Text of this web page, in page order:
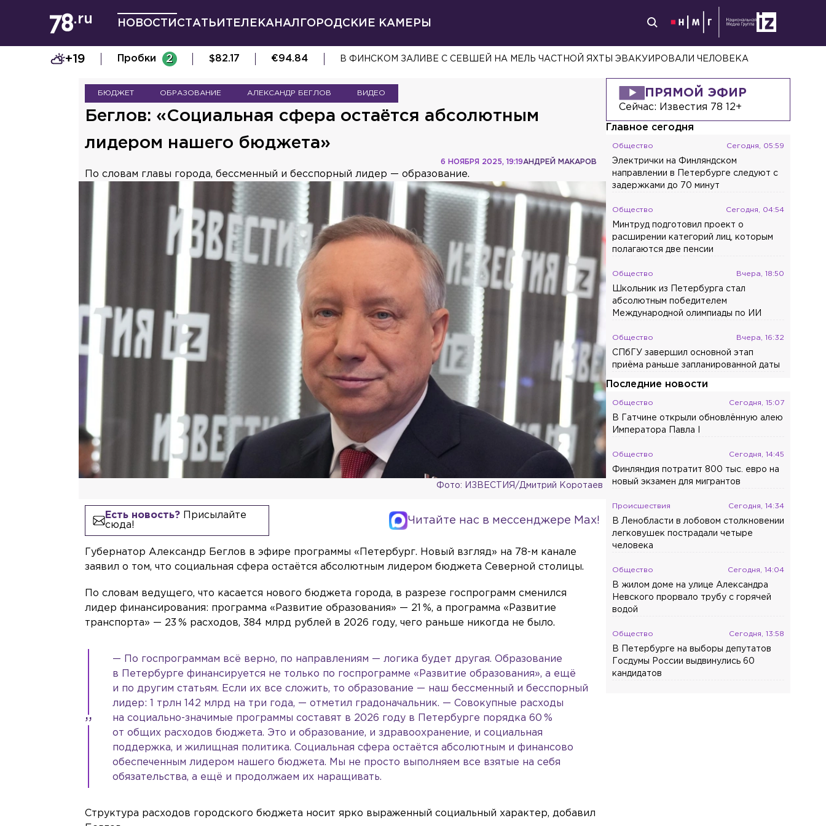
НОВОСТИ СТАТЬИ ТЕЛЕКАНАЛ ГОРОДСКИЕ КАМЕРЫ
+19 Пробки 2 $82.17 €94.84
БЮДЖЕТ ОБРАЗОВАНИЕ АЛЕКСАНДР БЕГЛОВ ВИДЕО
Беглов: «Социальная сфера остаётся абсолютным
лидером нашего бюджета»
АНДРЕЙ МАКАРОВ
6 НОЯБРЯ 2025, 19:19
По словам главы города, бессменный и бесспорный лидер — образование.
Фото: ИЗВЕСТИЯ/Дмитрий Коротаев
Есть новость?Присылайте
сюда!
Читайте нас в мессенджере Max!
Губернатор Александр Беглов в эфире программы «Петербург. Новый взгляд» на 78-м канале
заявил о том, что социальная сфера остаётся абсолютным лидером бюджета Северной столицы.
По словам ведущего, что касается нового бюджета города, в разрезе госпрограмм сменился
лидер финансирования: программа «Развитие образования» — 21 %, а программа «Развитие
транспорта» — 23 % расходов, 384 млрд рублей в 2026 году, чего раньше никогда не было.
— По госпрограммам всё верно, по направлениям — логика будет другая. Образование
в Петербурге финансируется не только по госпрограмме «Развитие образования», а ещё
и по другим статьям. Если их все сложить, то образование — наш бессменный и бесспорный
лидер: 1 трлн 142 млрд на три года, — отметил градоначальник. — Совокупные расходы
на социально-значимые программы составят в 2026 году в Петербурге порядка 60 %
от общих расходов бюджета. Это и образование, и здравоохранение, и социальная
поддержка, и жилищная политика. Социальная сфера остаётся абсолютным и финансово
обеспеченным лидером нашего бюджета. Мы не просто выполняем все взятые на себя
обязательства, а ещё и продолжаем их наращивать.
Структура расходов городского бюджета носит ярко выраженный социальный характер, добавил
ПРЯМОЙ ЭФИР
Сейчас: Известия 78 12+
Главное сегодня
Общество Сегодня, 05:59
Электрички на Финляндском
направлении в Петербурге следуют с
задержками до 70 минут
Общество Сегодня, 04:54
Минтруд подготовил проект о
расширении категорий лиц, которым
полагаются две пенсии
Общество Вчера, 18:50
Школьник из Петербурга стал
абсолютным победителем
Международной олимпиады по ИИ
Общество Вчера, 16:32
СПбГУ завершил основной этап
приёма раньше запланированной даты
Последние новости
Общество Сегодня, 15:07
В Гатчине открыли обновлённую алею
Императора Павла I
Общество Сегодня, 14:45
Финляндия потратит 800 тыс. евро на
новый экзамен для мигрантов
Происшествия Сегодня, 14:34
В Ленобласти в лобовом столкновении
легковушек пострадали четыре
человека
Общество Сегодня, 14:04
В жилом доме на улице Александра
Невского прорвало трубу с горячей
водой
Общество Сегодня, 13:58
В Петербурге на выборы депутатов
Госдумы России выдвинулись 60
кандидатов